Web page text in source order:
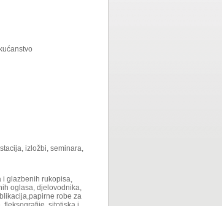
izložbi, seminara,
i glazbenih rukopisa,
oglasa, djelovodnika,
robe za